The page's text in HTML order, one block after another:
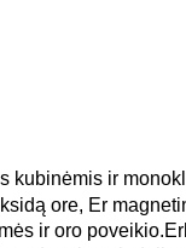
ir
ore, Er
ir oro poveikio.